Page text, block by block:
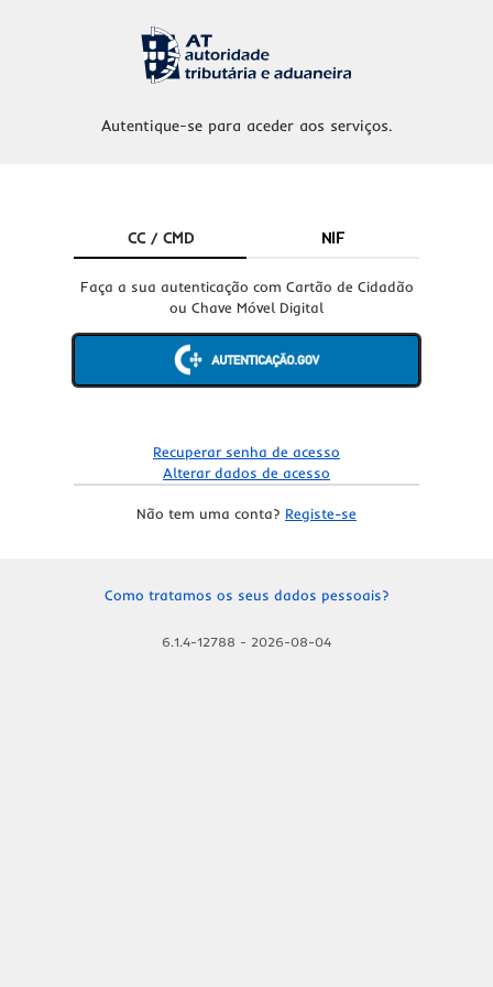
Autentique-se para aceder aos serviços.
CC / CMD NIF
Faça a sua autenticação com Cartão de Cidadão
ou Chave Móvel Digital
Recuperar senha de acesso
Alterar dados de acesso
Não tem uma conta? Registe-se
Como tratamos os seus dados pessoais?
6.1.4-12788 - 2026-08-04